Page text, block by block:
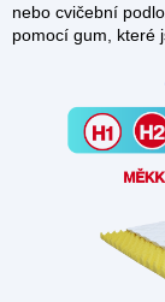
nebo cvičební
pomocí gum, které